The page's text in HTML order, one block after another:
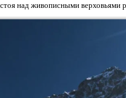
над живописными верховьями